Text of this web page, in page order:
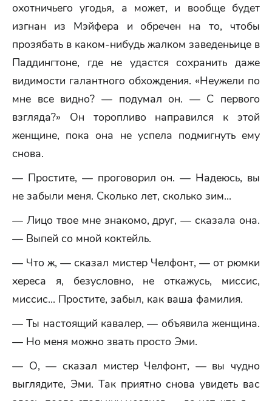
охотничьего угодья, а может, и вообще будет
изгнан из Мэйфера и обречен на то, чтобы
прозябать в каком-нибудь жалком заведеньице в
Паддингтоне, где не удастся сохранить даже
видимости галантного обхождения. «Неужели по
мне все видно? — подумал он. — С первого
взгляда?» Он торопливо направился к этой
женщине, пока она не успела подмигнуть ему
снова.
— Простите, — проговорил он. — Надеюсь, вы
не забыли меня. Сколько лет, сколько зим...
— Лицо твое мне знакомо, друг, — сказала она.
— Выпей со мной коктейль.
— Что ж, — сказал мистер Челфонт, — от рюмки
хереса я, безусловно, не откажусь, миссис,
миссис... Простите, забыл, как ваша фамилия.
— Ты настоящий кавалер, — объявила женщина.
— Но меня можно звать просто Эми.
— О, — сказал мистер Челфонт, — вы чудно
выглядите, Эми. Так приятно снова увидеть вас